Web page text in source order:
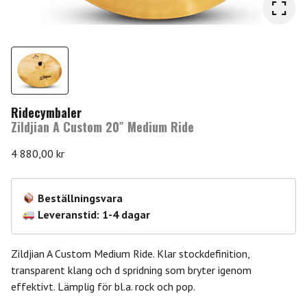
Ridecymbaler
Zildjian A Custom 20″ Medium Ride
4 880,00 kr
Beställningsvara
Leveranstid: 1-4 dagar
Zildjian A Custom Medium Ride. Klar stockdefinition,
transparent klang och d spridning som bryter igenom
effektivt. Lämplig för bl.a. rock och pop.